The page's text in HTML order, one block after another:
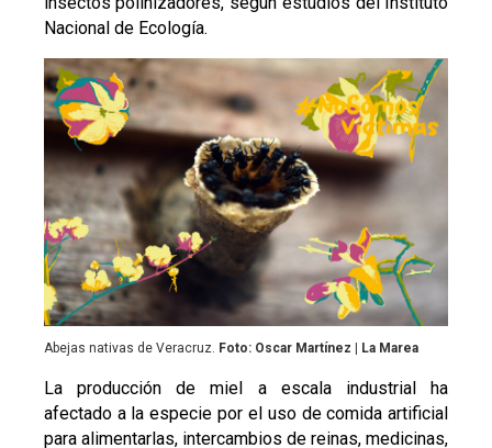
Nacional de Ecología.
Abejas nativas de Veracruz. Foto: Oscar Martínez | La Marea
La producción de miel a escala industrial ha
afectado a la especie por el uso de comida artificial
para alimentarlas, intercambios de reinas, medicinas,